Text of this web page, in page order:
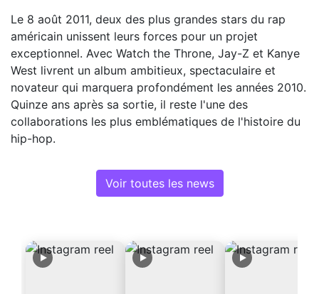
Le 8 août 2011, deux des plus grandes stars du rap
américain unissent leurs forces pour un projet
exceptionnel. Avec Watch the Throne, Jay-Z et Kanye
West livrent un album ambitieux, spectaculaire et
novateur qui marquera profondément les années 2010.
Quinze ans après sa sortie, il reste l'une des
collaborations les plus emblématiques de l'histoire du
hip-hop.
Voir toutes les news